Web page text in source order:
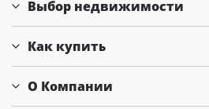
Выбор недвижимости
Как купить
О Компании